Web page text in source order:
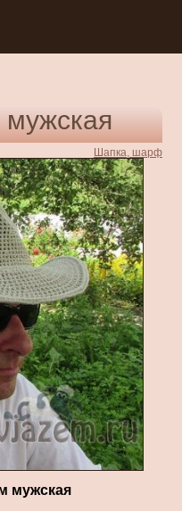
Шапка, шарф
мужская